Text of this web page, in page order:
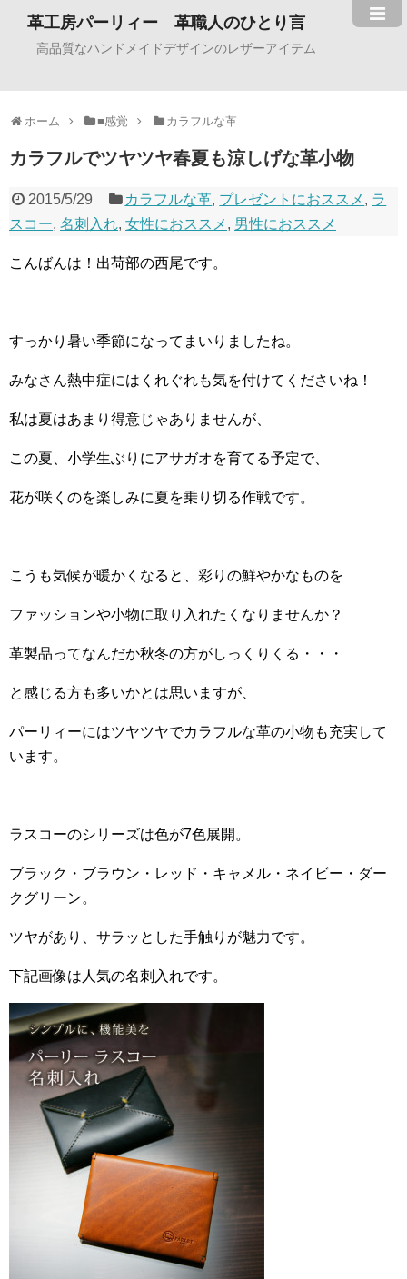
革工房パーリィー 革職人のひとり言
高品質なハンドメイドデザインのレザーアイテム
ホーム ■感覚 カラフルな革
カラフルでツヤツヤ春夏も涼しげな革小物
2015/5/29 カラフルな革, プレゼントにおススメ , ラ
スコー, 名刺入れ, 女性におススメ , 男性におススメ
こんばんは！出荷部の西尾です。
すっかり暑い季節になってまいりましたね。
みなさん熱中症にはくれぐれも気を付けてくださいね！
私は夏はあまり得意じゃありませんが、
この夏、小学生ぶりにアサガオを育てる予定で、
花が咲くのを楽しみに夏を乗り切る作戦です。
こうも気候が暖かくなると、彩りの鮮やかなものを
ファッションや小物に取り入れたくなりませんか？
革製品ってなんだか秋冬の方がしっくりくる・・・
と感じる方も多いかとは思いますが、
パーリィーにはツヤツヤでカラフルな革の小物も充実して
います。
ラスコーのシリーズは色が7色展開。
ブラック・ブラウン・レッド・キャメル・ネイビー・ダー
クグリーン。
ツヤがあり、サラッとした手触りが魅力です。
下記画像は人気の名刺入れです。